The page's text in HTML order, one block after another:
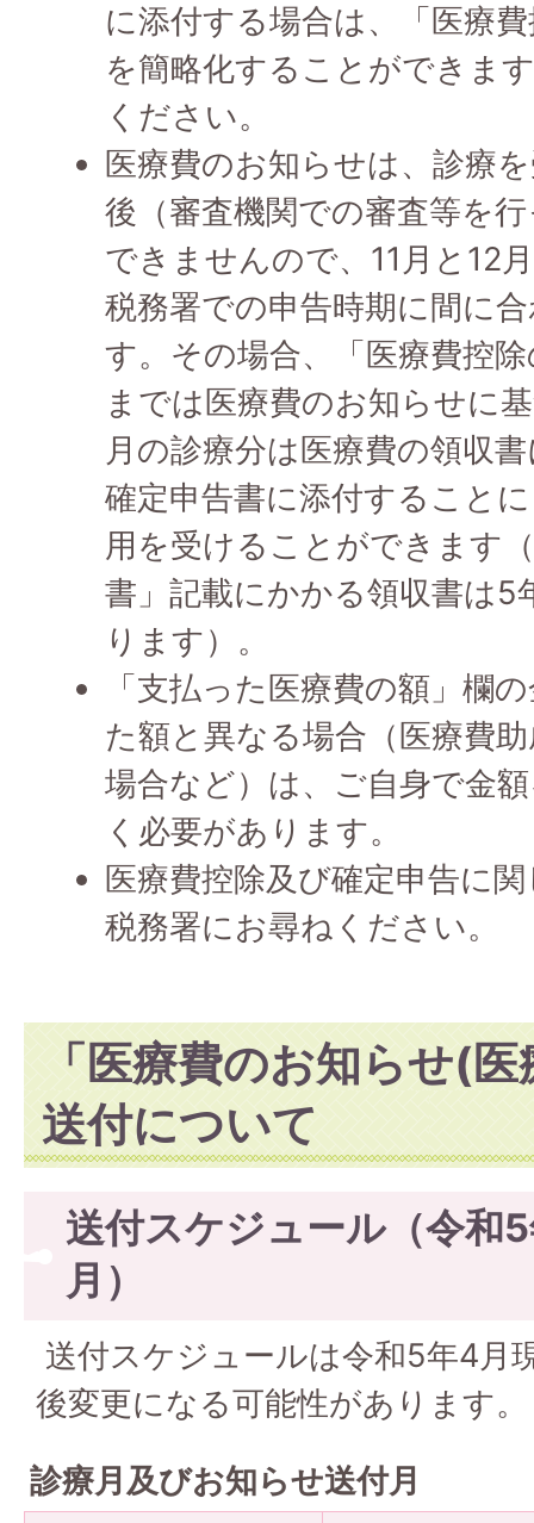
に添付する場合は、「医療
を簡略化することができま
ください。
医療費のお知らせは、診療
後（審査機関での審査等を
できませんので、11月と12
税務署での申告時期に間に
す。その場合、「医療費控
までは医療費のお知らせに
月の診療分は医療費の領収
確定申告書に添付すること
用を受けることができます
書」記載にかかる領収書は5
ります）。
「支払った医療費の額」欄
た額と異なる場合（医療費
場合など）は、ご自身で金
く必要があります。
医療費控除及び確定申告に
税務署にお尋ねください。
「医療費のお知らせ(
送付について
送付スケジュール（令和
月）
送付スケジュールは令和5年4月
後変更になる可能性があります。
診療月及びお知らせ送付月